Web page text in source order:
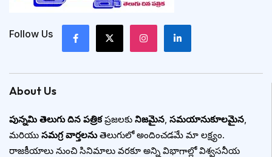
Follow Us
About Us
పున్నమి తెలుగు దిన పత్రికప్రజలకు నిజమైన, సమయానుకూలమైన,
మరియు సమగ్ర వార్తలనుతెలుగులో అందించడమే మా లక్ష్యం.
రాజకీయాలు నుంచి సినిమాలు వరకూ అన్ని విభాగాల్లో విశ్వసనీయ